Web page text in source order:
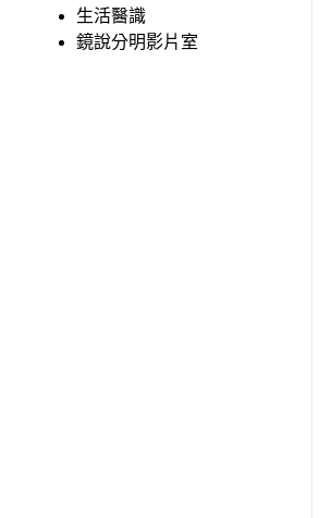
生活醫識
鏡說分明影片室